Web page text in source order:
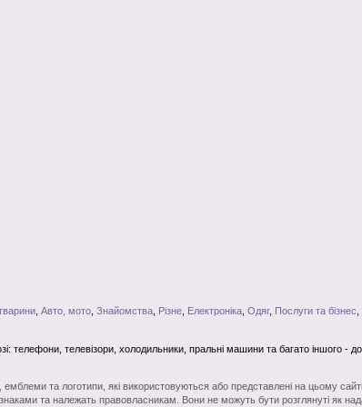
Авто, мото Знайомства Різне Електроніка Одяг, Послуги та бізнес
: телефони, телевізори, холодильники, пральні машини та багато іншого -
емблеми та логотипи, які використовуються або представлені на цьому
та належать правовласникам. Вони не можуть бути розглянуті як